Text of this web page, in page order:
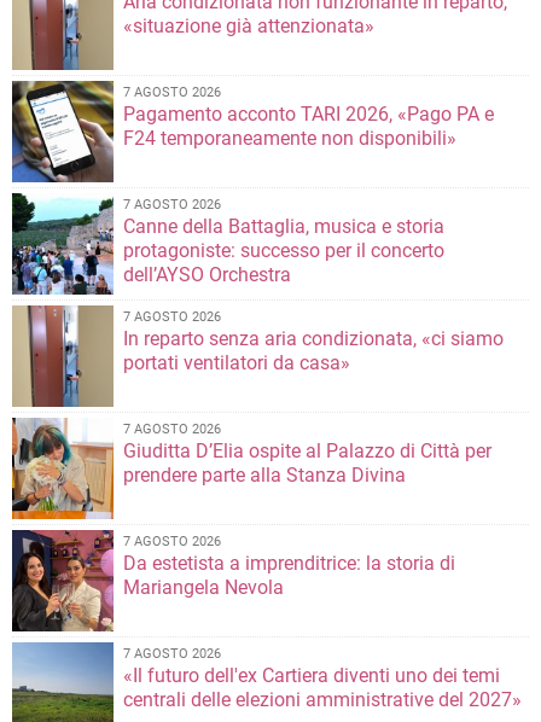
«situazione già attenzionata»
7 AGOSTO 2026
Pagamento acconto TARI 2026, «Pago PA e
F24 temporaneamente non disponibili»
7 AGOSTO 2026
Canne della Battaglia, musica e storia
protagoniste: successo per il concerto
dell’AYSO Orchestra
7 AGOSTO 2026
In reparto senza aria condizionata, «ci siamo
portati ventilatori da casa»
7 AGOSTO 2026
Giuditta D’Elia ospite al Palazzo di Città per
prendere parte alla Stanza Divina
7 AGOSTO 2026
Da estetista a imprenditrice: la storia di
Mariangela Nevola
7 AGOSTO 2026
«Il futuro dell'ex Cartiera diventi uno dei temi
centrali delle elezioni amministrative del 2027»